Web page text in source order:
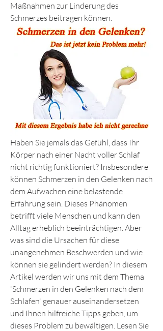
Maßnahmen zur Linderung des
Schmerzes beitragen können.
Haben Sie jemals das Gefühl, dass Ihr
Körper nach einer Nacht voller Schlaf
nicht richtig funktioniert? Insbesondere
können Schmerzen in den Gelenken nach
dem Aufwachen eine belastende
Erfahrung sein. Dieses Phänomen
betrifft viele Menschen und kann den
Alltag erheblich beeinträchtigen. Aber
was sind die Ursachen für diese
unangenehmen Beschwerden und wie
können sie gelindert werden? In diesem
Artikel werden wir uns mit dem Thema
'Schmerzen in den Gelenken nach dem
Schlafen' genauer auseinandersetzen
und Ihnen hilfreiche Tipps geben, um
dieses Problem zu bewältigen. Lesen Sie